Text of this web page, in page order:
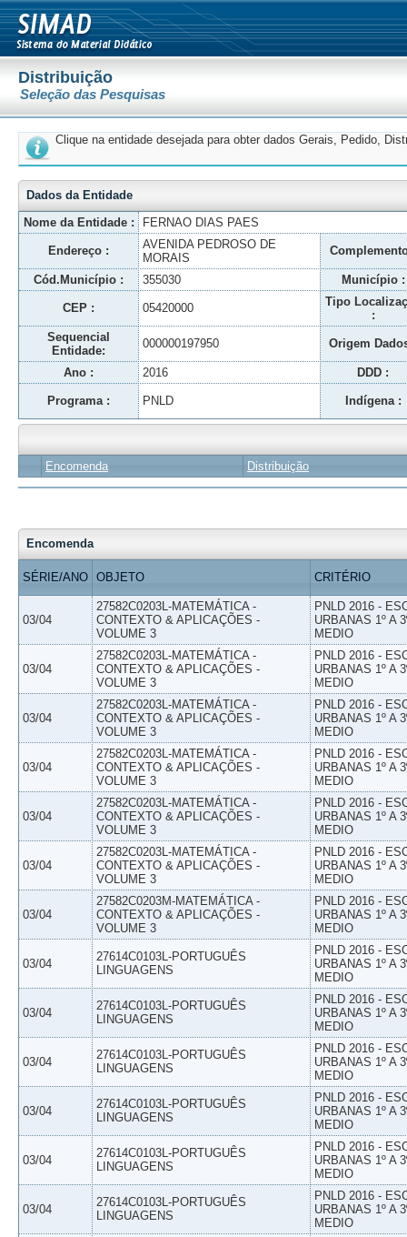
Distribuição
Seleção das Pesquisas
Clique na entidade desejada para obter dados Gerais, Pedido,
Dados da Entidade
Nome da Entidade :
FERNAO DIAS PAES
Endereço :
AVENIDA PEDROSO DE
MORAIS
Cód.Município : 355030 Município :
CEP : 05420000
Tipo
:
Sequencial
Entidade:
000000197950 Origem
Ano : 2016 DDD :
Programa : PNLD Indígena :
Encomenda Distribuição
Encomenda
SÉRIE/ANO OBJETO CRITÉRIO
03/04
27582C0203L-MATEMÁTICA -
CONTEXTO & APLICAÇÕES -
VOLUME 3
PNLD 2016 -
URBANAS 1º A
MEDIO
03/04
27582C0203L-MATEMÁTICA -
CONTEXTO & APLICAÇÕES -
VOLUME 3
PNLD 2016 -
URBANAS 1º A
MEDIO
03/04
27582C0203L-MATEMÁTICA -
CONTEXTO & APLICAÇÕES -
VOLUME 3
PNLD 2016 -
URBANAS 1º A
MEDIO
03/04
27582C0203L-MATEMÁTICA -
CONTEXTO & APLICAÇÕES -
VOLUME 3
PNLD 2016 -
URBANAS 1º A
MEDIO
03/04
27582C0203L-MATEMÁTICA -
CONTEXTO & APLICAÇÕES -
VOLUME 3
PNLD 2016 -
URBANAS 1º A
MEDIO
03/04
27582C0203L-MATEMÁTICA -
CONTEXTO & APLICAÇÕES -
VOLUME 3
PNLD 2016 -
URBANAS 1º A
MEDIO
03/04
27582C0203M-MATEMÁTICA -
CONTEXTO & APLICAÇÕES -
VOLUME 3
PNLD 2016 -
URBANAS 1º A
MEDIO
03/04
27614C0103L-PORTUGUÊS
LINGUAGENS
PNLD 2016 -
URBANAS 1º A
MEDIO
03/04
27614C0103L-PORTUGUÊS
LINGUAGENS
PNLD 2016 -
URBANAS 1º A
MEDIO
03/04
27614C0103L-PORTUGUÊS
LINGUAGENS
PNLD 2016 -
URBANAS 1º A
MEDIO
03/04
27614C0103L-PORTUGUÊS
LINGUAGENS
PNLD 2016 -
URBANAS 1º A
MEDIO
03/04
27614C0103L-PORTUGUÊS
LINGUAGENS
PNLD 2016 -
URBANAS 1º A
MEDIO
03/04
27614C0103L-PORTUGUÊS
LINGUAGENS
PNLD 2016 -
URBANAS 1º A
MEDIO